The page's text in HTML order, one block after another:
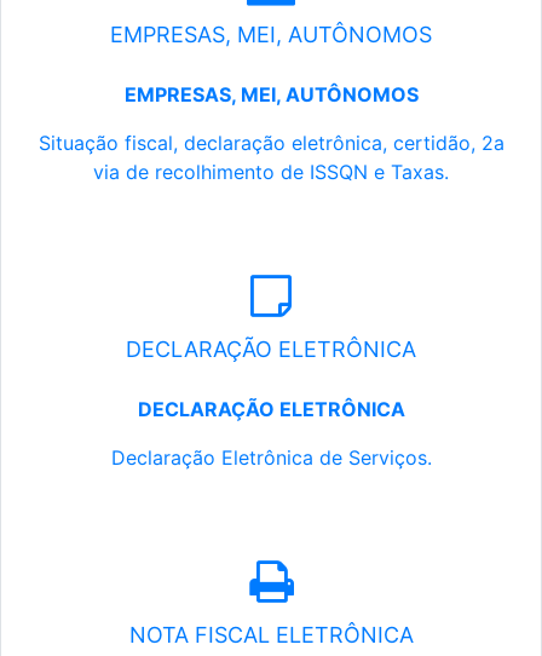
EMPRESAS, MEI, AUTÔNOMOS
EMPRESAS, MEI, AUTÔNOMOS
Situação fiscal, declaração eletrônica, certidão, 2a
via de recolhimento de ISSQN e Taxas.
DECLARAÇÃO ELETRÔNICA
DECLARAÇÃO ELETRÔNICA
Declaração Eletrônica de Serviços.
NOTA FISCAL ELETRÔNICA